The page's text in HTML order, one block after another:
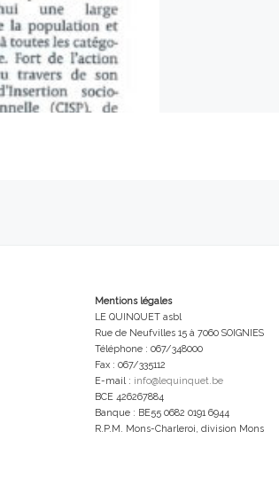
Mentions légales
LE QUINQUET asbl
Rue de Neufvilles 15 à 7060 SOIGNIES
Téléphone : 067/348000
Fax : 067/335112
E-mail : info@lequinquet.be
BCE 426267884
Banque : BE55 0682 0191 6944
R.P.M. Mons-Charleroi, division Mons